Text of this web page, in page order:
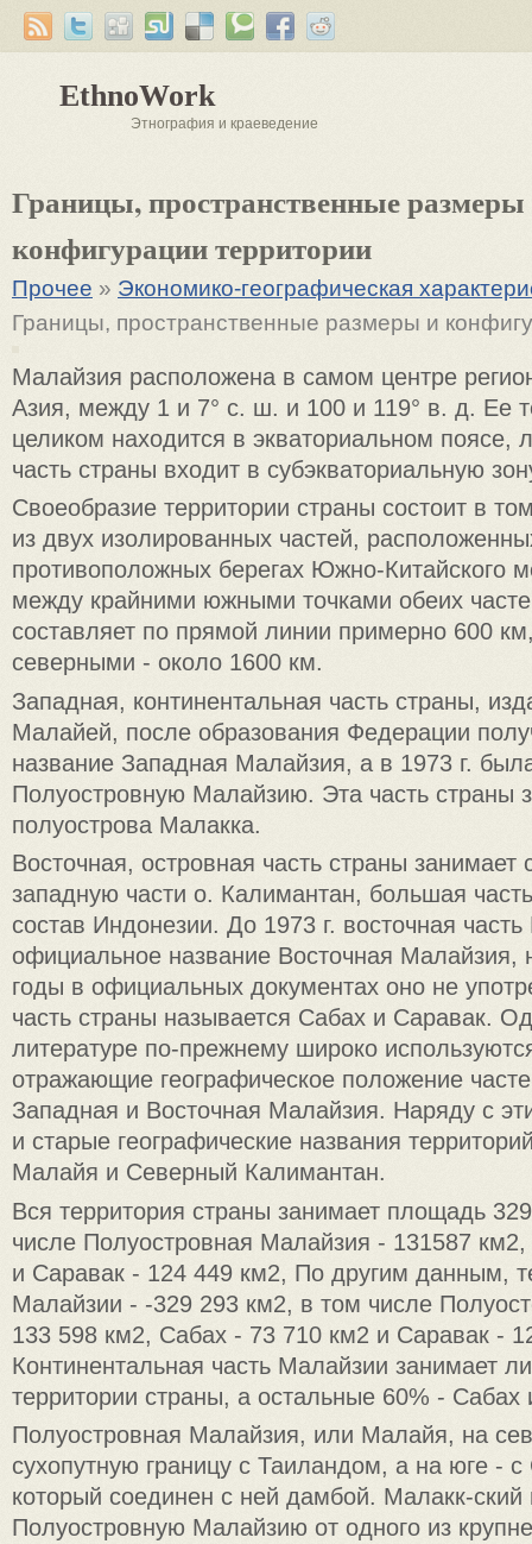
EthnoWork
Этнография и краеведение
Границы, пространственные
конфигурации территории
Прочее » Экономико-географическая
Границы, пространственные размеры и
Малайзия расположена в самом центре
Азия, между 1 и 7° с. ш. и 100 и 119° в. д. Ее
целиком находится в экваториальном поясе,
часть страны входит в субэкваториальную
Своеобразие территории страны состоит в
из двух изолированных частей,
противоположных берегах Южно-Китайского
между крайними южными точками обеих
составляет по прямой линии примерно 600
северными - около 1600 км.
Западная, континентальная часть страны,
Малайей, после образования Федерации
название Западная Малайзия, а в 1973 г.
Полуостровную Малайзию. Эта часть страны
полуострова Малакка.
Восточная, островная часть страны занимает
западную части о. Калимантан, большая
состав Индонезии. До 1973 г. восточная
официальное название Восточная
годы в официальных документах оно не
часть страны называется Сабах и Саравак.
литературе по-прежнему широко
отражающие географическое положение
Западная и Восточная Малайзия. Наряду с
и старые географические названия
Малайя и Северный Калимантан.
Вся территория страны занимает площадь
числе Полуостровная Малайзия - 131587
и Саравак - 124 449 км2, По другим данным,
Малайзии - -329 293 км2, в том числе
133 598 км2, Сабах - 73 710 км2 и Саравак -
Континентальная часть Малайзии занимает
территории страны, а остальные 60% - Сабах
Полуостровная Малайзия, или Малайя, на
сухопутную границу с Таиландом, а на юге -
который соединен с ней дамбой. Малакк-ский
Полуостровную Малайзию от одного из